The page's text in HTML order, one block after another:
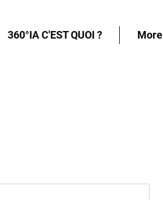
360°IA C'EST QUOI ? More